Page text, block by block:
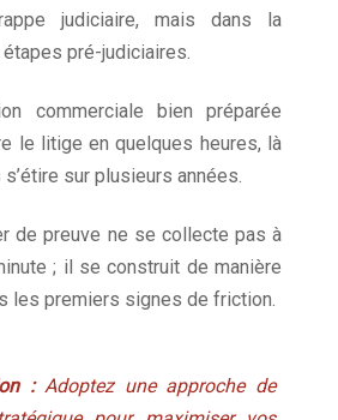
judiciaire, mais dans la
pré-judiciaires.
commerciale bien préparée
le litige en quelques heures, là
sur plusieurs années.
de preuve ne se collecte pas à
; il se construit de manière
les premiers signes de friction.
:Adoptez une approche de